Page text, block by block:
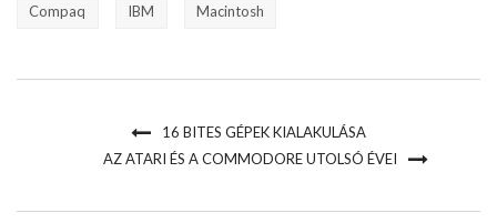
Compaq IBM Macintosh
16 BITES GÉPEK KIALAKULÁSA
AZ ATARI ÉS A COMMODORE UTOLSÓ ÉVEI